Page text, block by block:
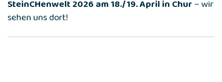
SteinCHenwelt 2026 am 18./19. April in Chur– wir
sehen uns dort!